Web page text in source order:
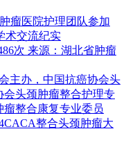
瘤医院护理团队参加
术交流纪实
次 来源：湖北省肿瘤
主办，中国抗癌协会头
头颈肿瘤整合护理专
整合康复专业委员
整合头颈肿瘤大